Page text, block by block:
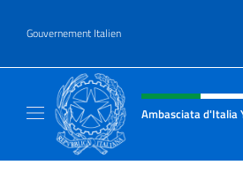
Gouvernement Italien
Site Web, social et
Ambasciata d'Italia